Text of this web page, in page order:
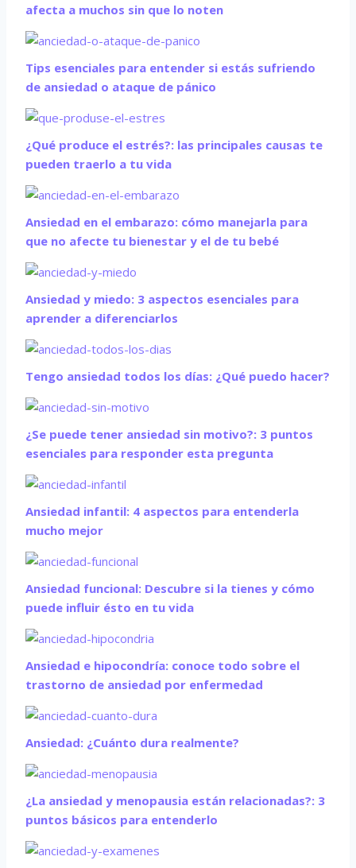
afecta a muchos sin que lo noten
Tips esenciales para entender si estás sufriendo
de ansiedad o ataque de pánico
¿Qué produce el estrés?: las principales causas te
pueden traerlo a tu vida
Ansiedad en el embarazo: cómo manejarla para
que no afecte tu bienestar y el de tu bebé
Ansiedad y miedo: 3 aspectos esenciales para
aprender a diferenciarlos
Tengo ansiedad todos los días: ¿Qué puedo hacer?
¿Se puede tener ansiedad sin motivo?: 3 puntos
esenciales para responder esta pregunta
Ansiedad infantil: 4 aspectos para entenderla
mucho mejor
Ansiedad funcional: Descubre si la tienes y cómo
puede influir ésto en tu vida
Ansiedad e hipocondría: conoce todo sobre el
trastorno de ansiedad por enfermedad
Ansiedad: ¿Cuánto dura realmente?
¿La ansiedad y menopausia están relacionadas?: 3
puntos básicos para entenderlo